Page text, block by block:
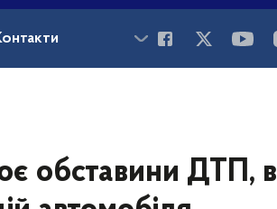
обставини ДТП, в